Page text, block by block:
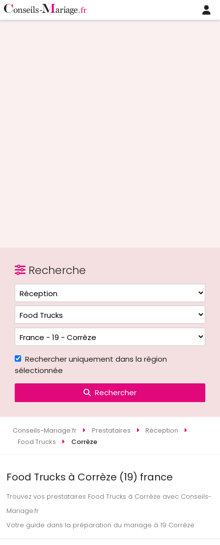
Recherche
Rechercher uniquement dans la région
sélectionnée
Rechercher
Conseils-Mariage.fr Prestataires
Réception
Food Trucks
Corrèze
Food Trucks à Corrèze (19) france
Trouvez vos prestataires Food Trucks à Corrèze avec Conseils-
Mariage.fr
Votre guide dans la préparation du mariage à 19 Corrèze